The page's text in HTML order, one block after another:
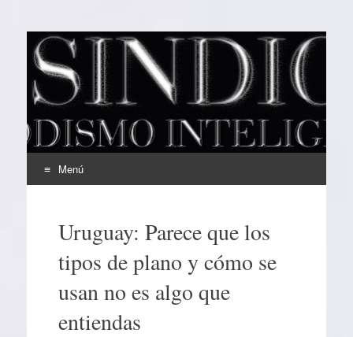
EL SINDICAL
Periodismo Inteligente
Menú
contenidoUruguay: Parece que los
tipos de plano y cómo se
usan no es algo que
entiendas